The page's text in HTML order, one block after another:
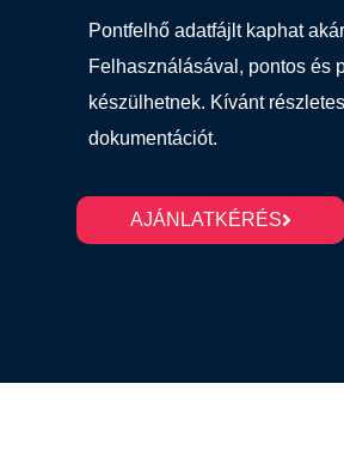
Pontfelhő adatfájlt kaphat
Felhasználásával, pontos és
készülhetnek. Kívánt
dokumentációt.
AJÁNLATKÉRÉS